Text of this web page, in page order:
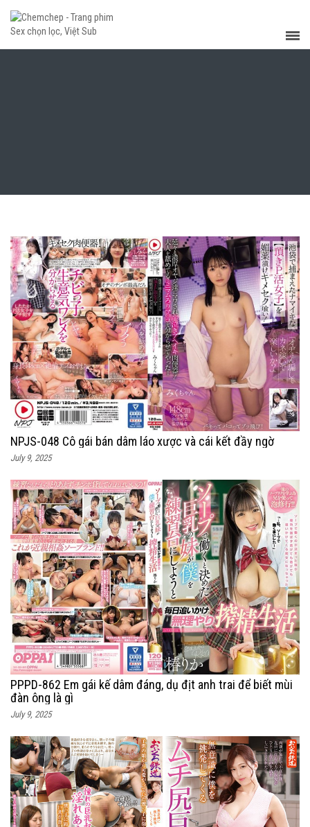
NPJS-048 Cô gái bán dâm láo xược và cái kết đầy ngờ
July 9, 2025
PPPD-862 Em gái kế dâm đáng, dụ địt anh trai để biết mùi
đàn ông là gì
July 9, 2025